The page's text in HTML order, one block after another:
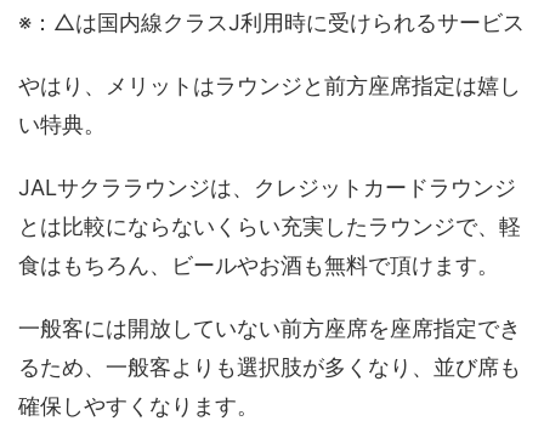
※：△は国内線クラスJ利用時に受けられるサービス
やはり、メリットはラウンジと前方座席指定は嬉し
い特典。
JALサクララウンジは、クレジットカードラウンジ
とは比較にならないくらい充実したラウンジで、軽
食はもちろん、ビールやお酒も無料で頂けます。
一般客には開放していない前方座席を座席指定でき
るため、一般客よりも選択肢が多くなり、並び席も
確保しやすくなります。